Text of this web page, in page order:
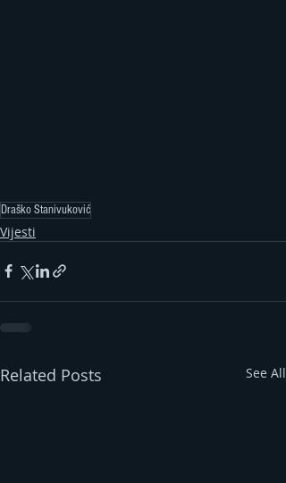
Draško Stanivuković
Vijesti
Related Posts See All